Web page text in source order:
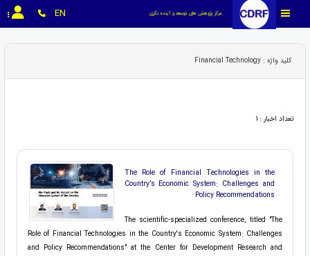
مرکز پژوهش های توسعه و آینده نگری EN
کلید واژه : Financial Technology
تعداد اخبار : 1
The Role of Financial Technologies in the
Country’s Economic System: Challenges and
Policy Recommendations
The scientific-specialized conference, titled "The
Role of Financial Technologies in the Country's Economic System: Challenges
and Policy Recommendations" at the Center for Development Research and